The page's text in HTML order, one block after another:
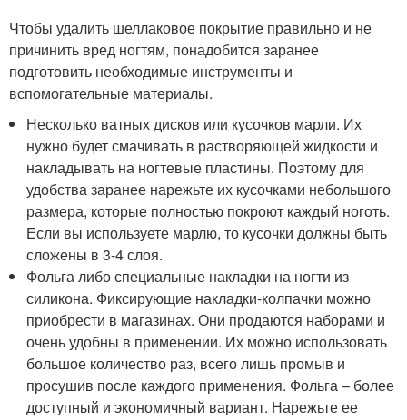
Чтобы удалить шеллаковое покрытие правильно и не
причинить вред ногтям, понадобится заранее
подготовить необходимые инструменты и
вспомогательные материалы.
Несколько ватных дисков или кусочков марли. Их
нужно будет смачивать в растворяющей жидкости и
накладывать на ногтевые пластины. Поэтому для
удобства заранее нарежьте их кусочками небольшого
размера, которые полностью покроют каждый ноготь.
Если вы используете марлю, то кусочки должны быть
сложены в 3-4 слоя.
Фольга либо специальные накладки на ногти из
силикона. Фиксирующие накладки-колпачки можно
приобрести в магазинах. Они продаются наборами и
очень удобны в применении. Их можно использовать
большое количество раз, всего лишь промыв и
просушив после каждого применения. Фольга – более
доступный и экономичный вариант. Нарежьте ее